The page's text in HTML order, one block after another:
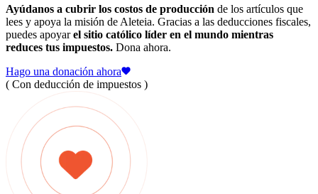
Ayúdanos a cubrir los costos de producción de los artículos que
lees y apoya la misión de Aleteia. Gracias a las deducciones fiscales,
puedes apoyarel sitio católico líder en el mundo mientras
reduces tus impuestos. Dona ahora.
Hago una donación ahora
( Con deducción de impuestos )